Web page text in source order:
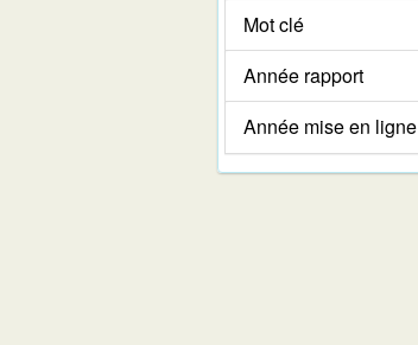
Mot clé
Année rapport
Année mise en ligne